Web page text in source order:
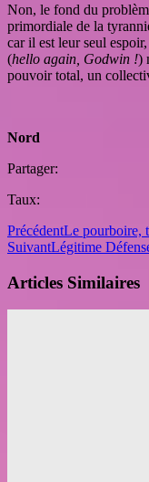
Non, le fond du
primordiale de la
car il est leur seul
(hello again, Godwin !)
pouvoir total, un
Nord
Partager:
Taux:
PrécédentLe pourboire,
SuivantLégitime
Articles Similaires